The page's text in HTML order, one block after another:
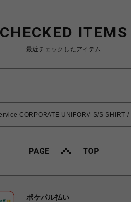
CHECKED ITEMS
最近チェックしたアイテム
CORPORATE UNIFORM S/S SHIRT /
ポケパル払い